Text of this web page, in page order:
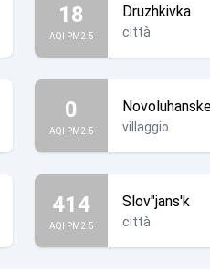
18
AQI PM2.5
Druzhkivka
città
0
AQI PM2.5 villaggio
414
AQI PM2.5
Slov"jans'k
città